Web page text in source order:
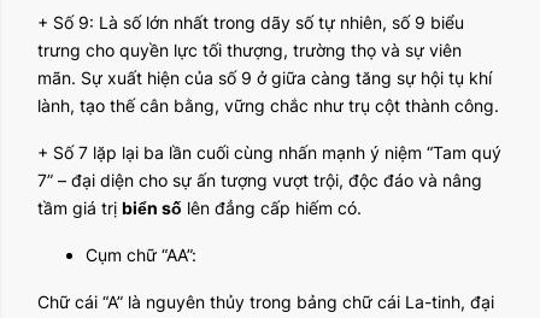
+ Số 9: Là số lớn nhất trong dãy số tự nhiên, số 9 biểu
trưng cho quyền lực tối thượng, trường thọ và sự viên
mãn. Sự xuất hiện của số 9 ở giữa càng tăng sự hội tụ khí
lành, tạo thế cân bằng, vững chắc như trụ cột thành công.
+ Số 7 lặp lại ba lần cuối cùng nhấn mạnh ý niệm “Tam quý
7” – đại diện cho sự ấn tượng vượt trội, độc đáo và nâng
tầm giá trị biển số lên đẳng cấp hiếm có.
Cụm chữ “AA”:
Chữ cái “A” là nguyên thủy trong bảng chữ cái La-tinh, đại